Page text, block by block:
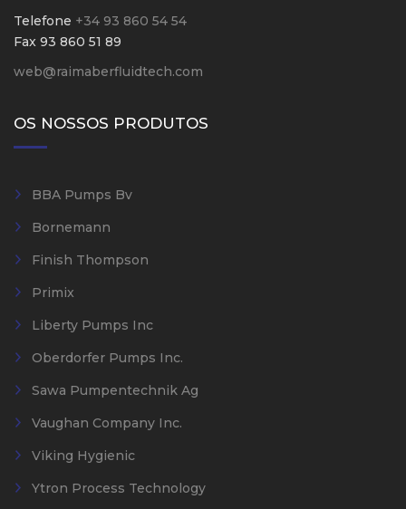
Telefone +34 93 860 54 54
Fax 93 860 51 89
web@raimaberfluidtech.com
OS NOSSOS PRODUTOS
BBA Pumps Bv
Bornemann
Finish Thompson
Primix
Liberty Pumps Inc
Oberdorfer Pumps Inc.
Sawa Pumpentechnik Ag
Vaughan Company Inc.
Viking Hygienic
Ytron Process Technology